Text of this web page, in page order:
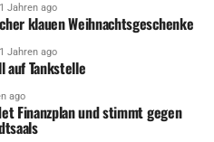
Jahren ago
klauen Weihnachtsgeschenke
Jahren ago
auf Tankstelle
ago
Finanzplan und stimmt gegen